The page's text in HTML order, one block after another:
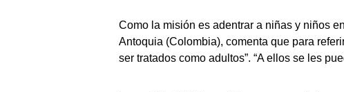
Como la misión es adentrar a niñas y niños
Antoquia (Colombia), comenta que para
ser tratados como adultos”. “A ellos se les